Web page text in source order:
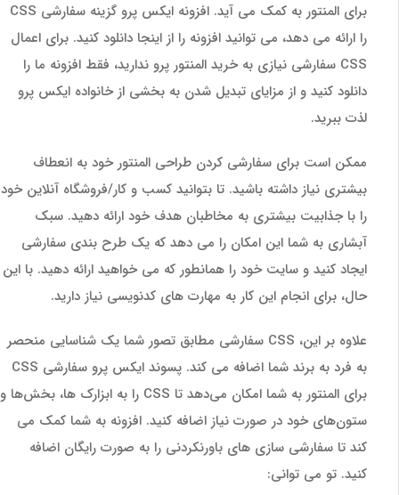
برای المنتور به کمک می آید. افزونه ایکس پرو گزینه سفارشی CSS
را ارائه می دهد، می توانید افزونه را از اینجا دانلود کنید. برای اعمال
CSS سفارشی نیازی به خرید المنتور پرو ندارید، فقط افزونه ما را
دانلود کنید و از مزایای تبدیل شدن به بخشی از خانواده ایکس پرو
لذت ببرید.
ممکن است برای سفارشی کردن طراحی المنتور خود به انعطاف
بیشتری نیاز داشته باشید. تا بتوانید کسب و کار/فروشگاه آنلاین خود
را با جذابیت بیشتری به مخاطبان هدف خود ارائه دهید. سبک
آبشاری به شما این امکان را می دهد که یک طرح بندی سفارشی
ایجاد کنید و سایت خود را همانطور که می خواهید ارائه دهید. با این
حال، برای انجام این کار به مهارت های کدنویسی نیاز دارید.
علاوه بر این، CSS سفارشی مطابق تصور شما یک شناسایی منحصر
به فرد به برند شما اضافه می کند. پسوند ایکس پرو سفارشی CSS
برای المنتور به شما امکان می‌دهد تا CSS را به ابزارک ها، بخش‌ها و
ستون‌های خود در صورت نیاز اضافه کنید. افزونه به شما کمک می
کند تا سفارشی سازی های باورنکردنی را به صورت رایگان اضافه
کنید. تو می توانی: